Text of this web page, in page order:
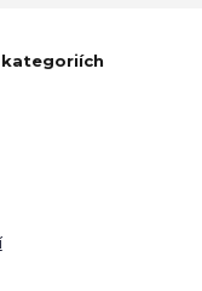
kategoriích